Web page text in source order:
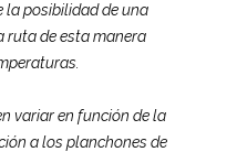
la posibilidad de una
ruta de esta manera
variar en función de la
a los planchones de